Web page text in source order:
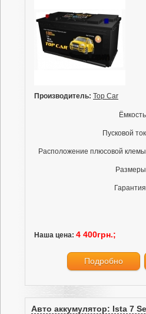
Производитель: Top Car
Пусковой
Расположение плюсовой
Наша цена: 4 400грн.;
Подробно
Авто аккумулятор: Ista 7